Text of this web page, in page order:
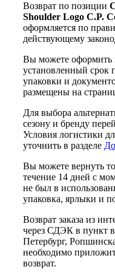
Возврат по позиции
Shoulder Logo C.P.
оформляется по
действующему
Вы можете оформить
установленный срок
упаковки и
размещены на
Для выбора
сезону и бренду
Условия логистики
уточнить в разделе
Вы можете вернуть
течение 14 дней с
не был в
упаковка, ярлыки и
Возврат заказа из
через СДЭК в пункт
Петербург,
необходимо
возврат.